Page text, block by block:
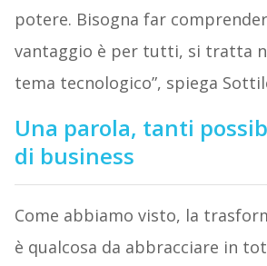
potere. Bisogna far
vantaggio è per tutti, si tratta
tema tecnologico”, spiega
Una parola, tanti
di business
Come abbiamo visto, la
è qualcosa da abbracciare in